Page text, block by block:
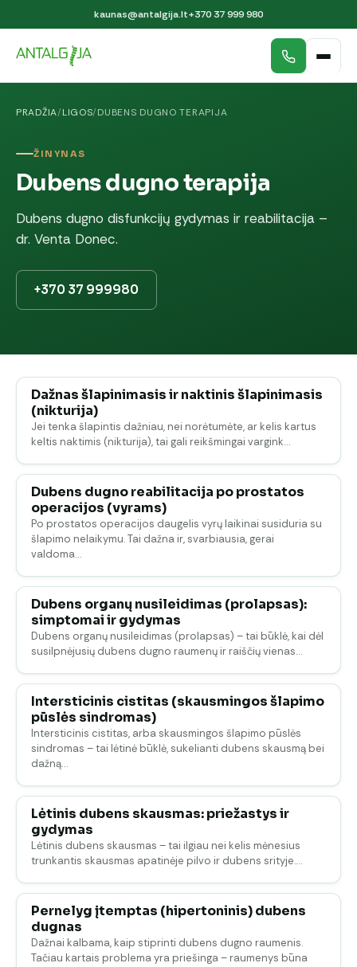
kaunas@antalgija.lt+370 37 999 980
PRADŽIA/LIGOS/DUBENS DUGNO TERAPIJA
ŽINYNAS
Dubens dugno terapija
Dubens dugno disfunkcijų gydymas ir reabilitacija –
dr. Venta Donec.
+370 37 999980
Dažnas šlapinimasis ir naktinis šlapinimasis
(nikturija)
Jei tenka šlapintis dažniau, nei norėtumėte, ar kelis kartus
keltis naktimis (nikturija), tai gali reikšmingai vargink…
Dubens dugno reabilitacija po prostatos
operacijos (vyrams)
Po prostatos operacijos daugelis vyrų laikinai susiduria su
šlapimo nelaikymu. Tai dažna ir, svarbiausia, gerai
valdoma…
Dubens organų nusileidimas (prolapsas):
simptomai ir gydymas
Dubens organų nusileidimas (prolapsas) – tai būklė, kai dėl
susilpnėjusių dubens dugno raumenų ir raiščių vienas…
Intersticinis cistitas (skausmingos šlapimo
pūslės sindromas)
Intersticinis cistitas, arba skausmingos šlapimo pūslės
sindromas – tai lėtinė būklė, sukelianti dubens skausmą bei
dažną…
Lėtinis dubens skausmas: priežastys ir
gydymas
Lėtinis dubens skausmas – tai ilgiau nei kelis mėnesius
trunkantis skausmas apatinėje pilvo ir dubens srityje.…
Pernelyg įtemptas (hipertoninis) dubens
dugnas
Dažnai kalbama, kaip stiprinti dubens dugno raumenis.
Tačiau kartais problema yra priešinga – raumenys būna